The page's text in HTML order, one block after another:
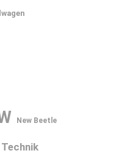
New Beetle